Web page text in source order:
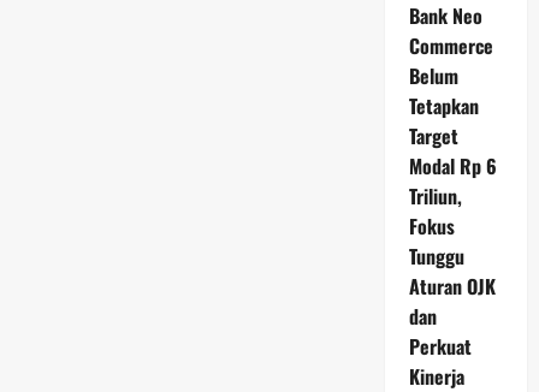
Bank Neo
Commerce
Belum
Tetapkan
Target
Modal Rp 6
Triliun,
Fokus
Tunggu
Aturan OJK
dan
Perkuat
Kinerja